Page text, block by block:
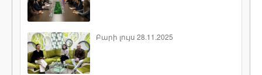
Բարի լույս 28.11.2025